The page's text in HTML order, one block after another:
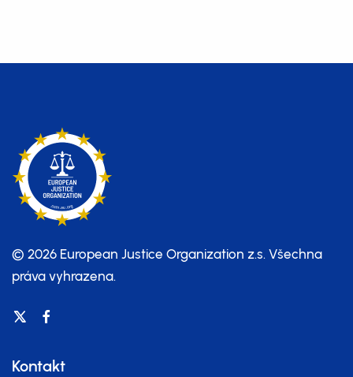
© 2026 European Justice Organization z.s. Všechna
práva vyhrazena.
Kontakt